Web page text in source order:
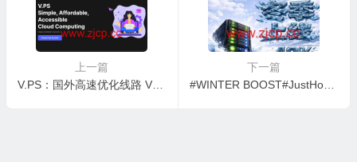
上一篇
V.PS：国外高速优化线路 VPS 月付€6.95 起，多地区多线路可选，欧洲节点升级 CMIN2 优化移动访问
下一篇
#WINTER BOOST#JustHost.asia：最高 40% 优惠，全球18+节点 VPS，月付25元起，多伦多机房正式回归